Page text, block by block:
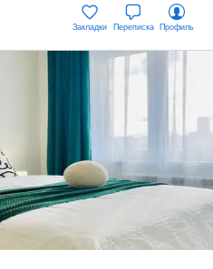
Закладки Переписка Профиль